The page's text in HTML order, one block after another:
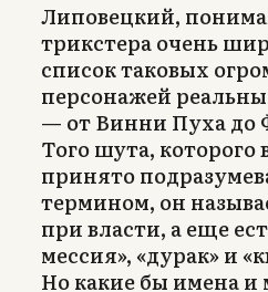
Липовецкий,
трикстера очень
список таковых
персонажей
— от Винни Пуха до
Того шута, которого
принято
термином, он
при власти, а еще
мессия», «дурак» и
Но какие бы имена и